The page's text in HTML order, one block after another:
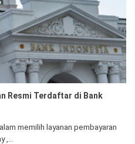
Resmi Terdaftar di Bank
memilih layanan pembayaran
,…